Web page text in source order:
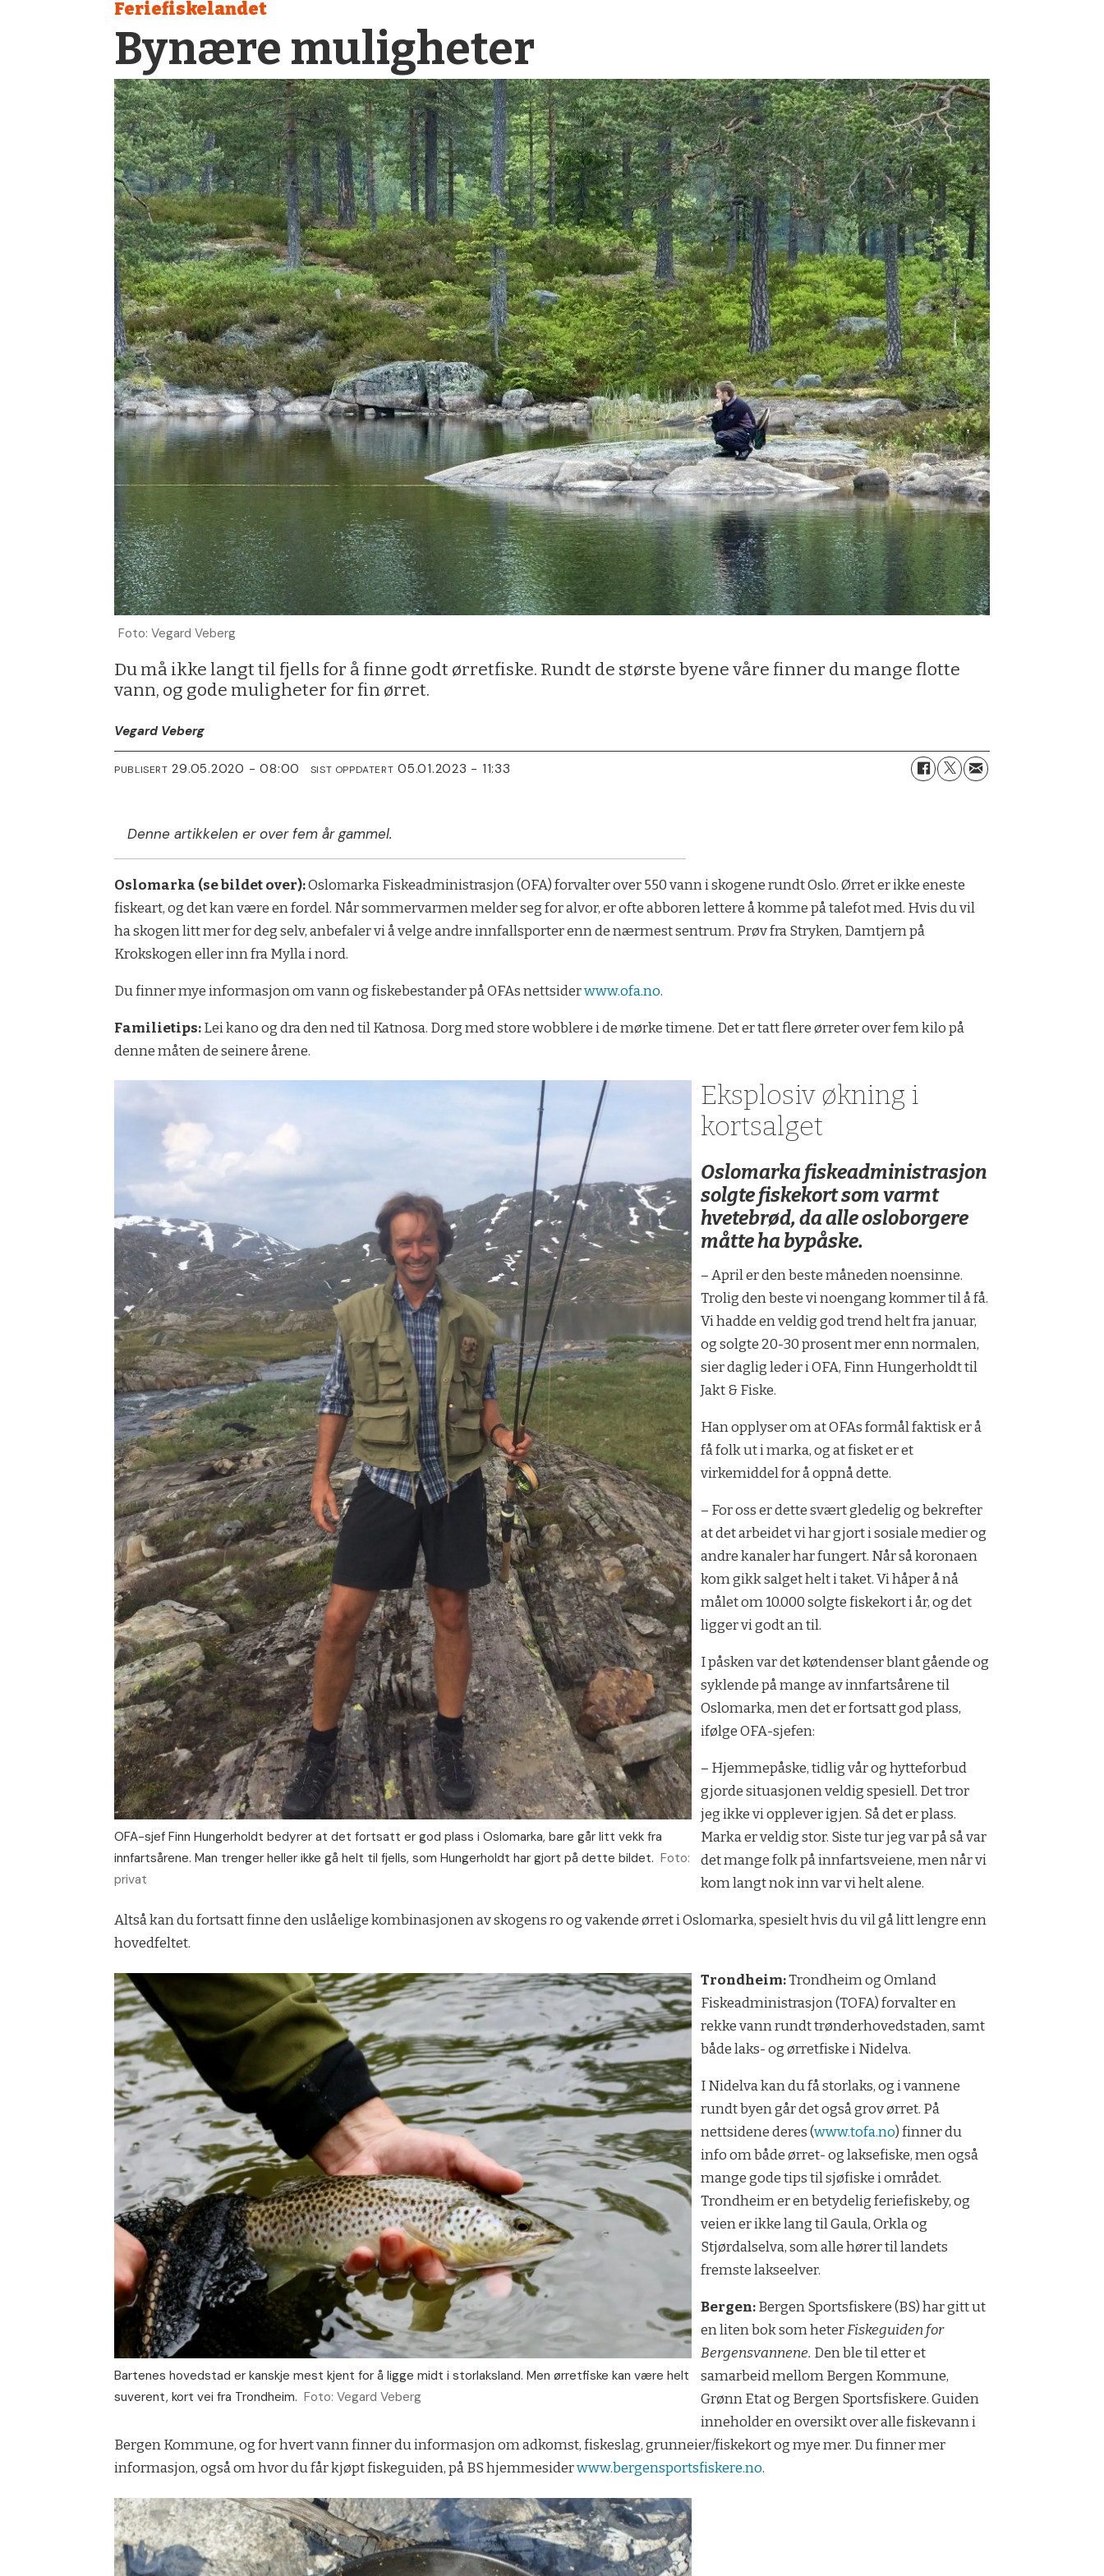
Feriefiskelandet
Bynære muligheter
Foto: Vegard Veberg
Du må ikke langt til fjells for å finne godt ørretfiske. Rundt de største byene våre finner du mange flotte
vann, og gode muligheter for fin ørret.
Vegard Veberg
PUBLISERT 29.05.2020 - 08:00 SIST OPPDATERT 05.01.2023 - 11:33
Denne artikkelen er over fem år gammel.
Oslomarka (se bildet over):Oslomarka Fiskeadministrasjon (OFA) forvalter over 550 vann i skogene rundt Oslo. Ørret er ikke eneste
fiskeart, og det kan være en fordel. Når sommervarmen melder seg for alvor, er ofte abboren lettere å komme på talefot med. Hvis du vil
ha skogen litt mer for deg selv, anbefaler vi å velge andre innfallsporter enn de nærmest sentrum. Prøv fra Stryken, Damtjern på
Krokskogen eller inn fra Mylla i nord.
Du finner mye informasjon om vann og fiskebestander på OFAs nettsiderwww.ofa.no.
Familietips:Lei kano og dra den ned til Katnosa. Dorg med store wobblere i de mørke timene. Det er tatt flere ørreter over fem kilo på
denne måten de seinere årene.
OFA-sjef Finn Hungerholdt bedyrer at det fortsatt er god plass i Oslomarka, bare går litt vekk fra
innfartsårene. Man trenger heller ikke gå helt til fjells, som Hungerholdt har gjort på dette bildet. Foto:
privat
Eksplosiv økning i
kortsalget
Oslomarka fiskeadministrasjon
solgte fiskekort som varmt
hvetebrød, da alle osloborgere
måtte ha bypåske.
– April er den beste måneden noensinne.
Trolig den beste vi noengang kommer til å få.
Vi hadde en veldig god trend helt fra januar,
og solgte 20-30 prosent mer enn normalen,
sier daglig leder i OFA, Finn Hungerholdt til
Jakt & Fiske.
Han opplyser om at OFAs formål faktisk er å
få folk ut i marka, og at fisket er et
virkemiddel for å oppnå dette.
– For oss er dette svært gledelig og bekrefter
at det arbeidet vi har gjort i sosiale medier og
andre kanaler har fungert. Når så koronaen
kom gikk salget helt i taket. Vi håper å nå
målet om 10.000 solgte fiskekort i år, og det
ligger vi godt an til.
I påsken var det køtendenser blant gående og
syklende på mange av innfartsårene til
Oslomarka, men det er fortsatt god plass,
ifølge OFA-sjefen:
– Hjemmepåske, tidlig vår og hytteforbud
gjorde situasjonen veldig spesiell. Det tror
jeg ikke vi opplever igjen. Så det er plass.
Marka er veldig stor. Siste tur jeg var på så var
det mange folk på innfartsveiene, men når vi
kom langt nok inn var vi helt alene.
Altså kan du fortsatt finne den uslåelige kombinasjonen av skogens ro og vakende ørret i Oslomarka, spesielt hvis du vil gå litt lengre enn
hovedfeltet.
Bartenes hovedstad er kanskje mest kjent for å ligge midt i storlaksland. Men ørretfiske kan være helt
suverent, kort vei fra Trondheim. Foto: Vegard Veberg
Trondheim:Trondheim og Omland
Fiskeadministrasjon (TOFA) forvalter en
rekke vann rundt trønderhovedstaden, samt
både laks- og ørretfiske i Nidelva.
I Nidelva kan du få storlaks, og i vannene
rundt byen går det også grov ørret. På
nettsidene deres (www.tofa.no) finner du
info om både ørret- og laksefiske, men også
mange gode tips til sjøfiske i området.
Trondheim er en betydelig feriefiskeby, og
veien er ikke lang til Gaula, Orkla og
Stjørdalselva, som alle hører til landets
fremste lakseelver.
Bergen:Bergen Sportsfiskere (BS) har gitt ut
en liten bok som heterFiskeguiden for
Bergensvannene. Den ble til etter et
samarbeid mellom Bergen Kommune,
Grønn Etat og Bergen Sportsfiskere. Guiden
inneholder en oversikt over alle fiskevann i
Bergen Kommune, og for hvert vann finner du informasjon om adkomst, fiskeslag, grunneier/fiskekort og mye mer. Du finner mer
informasjon, også om hvor du får kjøpt fiskeguiden, på BS hjemmesiderwww.bergensportsfiskere.no.